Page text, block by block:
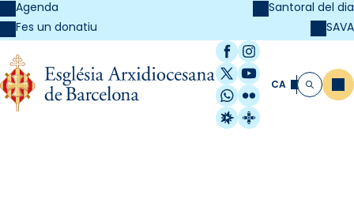
Agenda
Fes un donatiu
Santoral del dia
SAVA
Facebook
Instagram
X / Twitter
YouTube
WhatsApp
Flickr
Radio Estel
Catalunya
CA Cerca